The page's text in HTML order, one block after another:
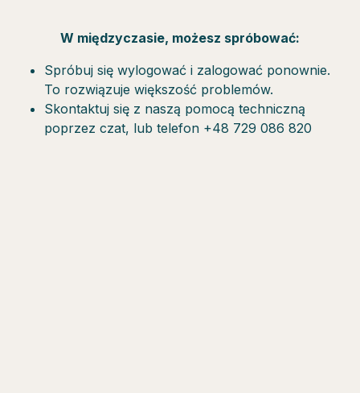
W międzyczasie, możesz spróbować:
Spróbuj się wylogować i zalogować ponownie.
To rozwiązuje większość problemów.
Skontaktuj się z naszą pomocą techniczną
poprzez czat, lub telefon +48 729 086 820